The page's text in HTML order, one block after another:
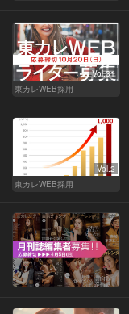
Vol.31
東カレWEB採用
Vol.2
東カレWEB採用